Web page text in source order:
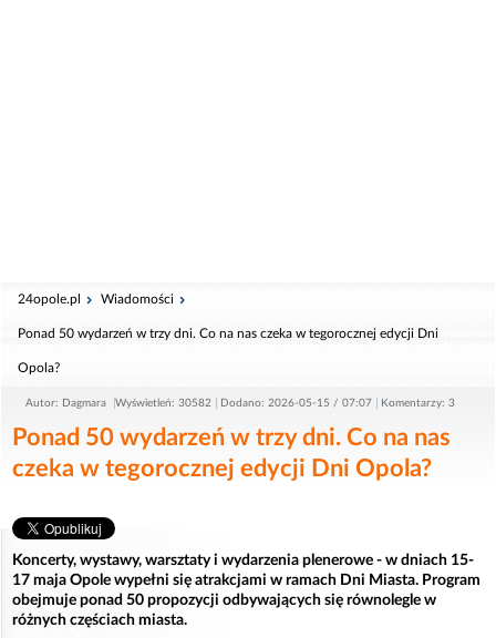
24opole.pl Wiadomości
Ponad 50 wydarzeń w trzy dni. Co na nas czeka w tegorocznej edycji Dni
Opola?
Autor: Dagmara Wyświetleń: 30582 Dodano: 2026-05-15 / 07:07 Komentarzy: 3
Ponad 50 wydarzeń w trzy dni. Co na nas
czeka w tegorocznej edycji Dni Opola?
Koncerty, wystawy, warsztaty i wydarzenia plenerowe - w dniach 15-
17 maja Opole wypełni się atrakcjami w ramach Dni Miasta. Program
obejmuje ponad 50 propozycji odbywających się równolegle w
różnych częściach miasta.